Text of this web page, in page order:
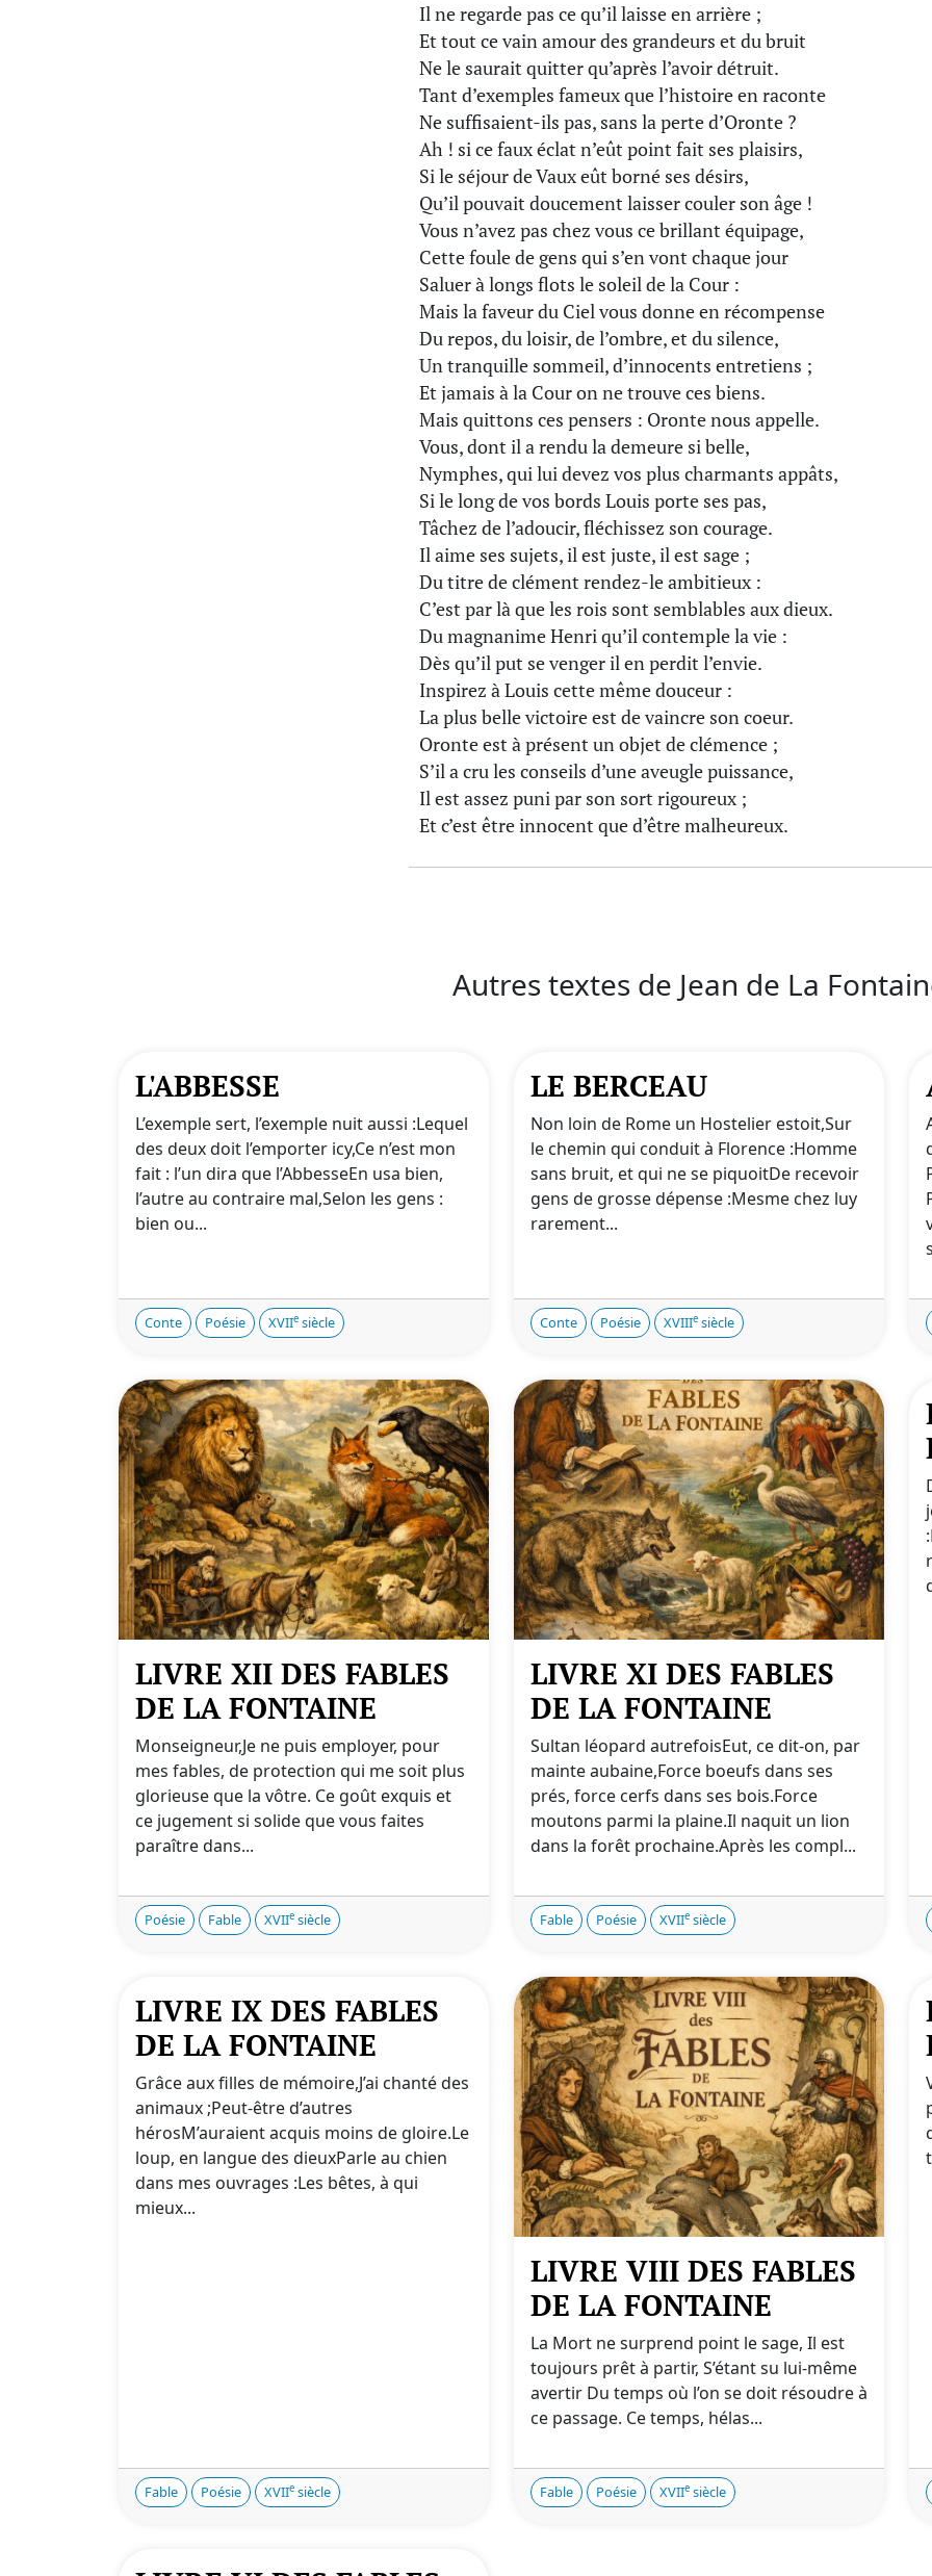
Il ne regarde pas ce qu’il laisse en arrière ;
Et tout ce vain amour des grandeurs et du bruit
Ne le saurait quitter qu’après l’avoir détruit.
Tant d’exemples fameux que l’histoire en raconte
Ne suffisaient-ils pas, sans la perte d’Oronte ?
Ah ! si ce faux éclat n’eût point fait ses plaisirs,
Si le séjour de Vaux eût borné ses désirs,
Qu’il pouvait doucement laisser couler son âge !
Vous n’avez pas chez vous ce brillant équipage,
Cette foule de gens qui s’en vont chaque jour
Saluer à longs flots le soleil de la Cour :
Mais la faveur du Ciel vous donne en récompense
Du repos, du loisir, de l’ombre, et du silence,
Un tranquille sommeil, d’innocents entretiens ;
Et jamais à la Cour on ne trouve ces biens.
Mais quittons ces pensers : Oronte nous appelle.
Vous, dont il a rendu la demeure si belle,
Nymphes, qui lui devez vos plus charmants appâts,
Si le long de vos bords Louis porte ses pas,
Tâchez de l’adoucir, fléchissez son courage.
Il aime ses sujets, il est juste, il est sage ;
Du titre de clément rendez-le ambitieux :
C’est par là que les rois sont semblables aux dieux.
Du magnanime Henri qu’il contemple la vie :
Dès qu’il put se venger il en perdit l’envie.
Inspirez à Louis cette même douceur :
La plus belle victoire est de vaincre son coeur.
Oronte est à présent un objet de clémence ;
S’il a cru les conseils d’une aveugle puissance,
Il est assez puni par son sort rigoureux ;
Et c’est être innocent que d’être malheureux.
Autres textes de Jean de La
L'ABBESSE
L’exemple sert, l’exemple nuit aussi :Lequel
des deux doit l’emporter icy,Ce n’est mon
fait : l’un dira que l’AbbesseEn usa bien,
l’autre au contraire mal,Selon les gens :
bien ou...
Conte Poésie XVIIe siècle
LE BERCEAU
Non loin de Rome un Hostelier estoit,Sur
le chemin qui conduit à Florence :Homme
sans bruit, et qui ne se piquoitDe recevoir
gens de grosse dépense :Mesme chez luy
rarement...
Conte Poésie XVIIIe siècle
LIVRE XII DES FABLES
DE LA FONTAINE
Monseigneur,Je ne puis employer, pour
mes fables, de protection qui me soit plus
glorieuse que la vôtre. Ce goût exquis et
ce jugement si solide que vous faites
paraître dans...
Poésie Fable XVIIe siècle
LIVRE XI DES FABLES
DE LA FONTAINE
Sultan léopard autrefoisEut, ce dit-on, par
mainte aubaine,Force boeufs dans ses
prés, force cerfs dans ses bois.Force
moutons parmi la plaine.Il naquit un lion
dans la forêt prochaine.Après les compl...
Fable Poésie XVIIe siècle
LIVRE IX DES FABLES
DE LA FONTAINE
Grâce aux filles de mémoire,J’ai chanté des
animaux ;Peut-être d’autres
hérosM’auraient acquis moins de gloire.Le
loup, en langue des dieuxParle au chien
dans mes ouvrages :Les bêtes, à qui
mieux...
Fable Poésie XVIIe siècle
LIVRE VIII DES FABLES
DE LA FONTAINE
La Mort ne surprend point le sage, Il est
toujours prêt à partir, S’étant su lui-même
avertir Du temps où l’on se doit résoudre à
ce passage. Ce temps, hélas...
Fable Poésie XVIIe siècle